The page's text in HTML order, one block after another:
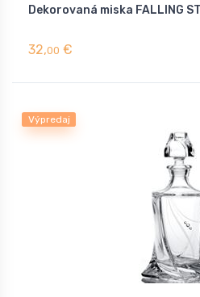
Dekorovaná miska FALLING
32,00 €
Výpredaj